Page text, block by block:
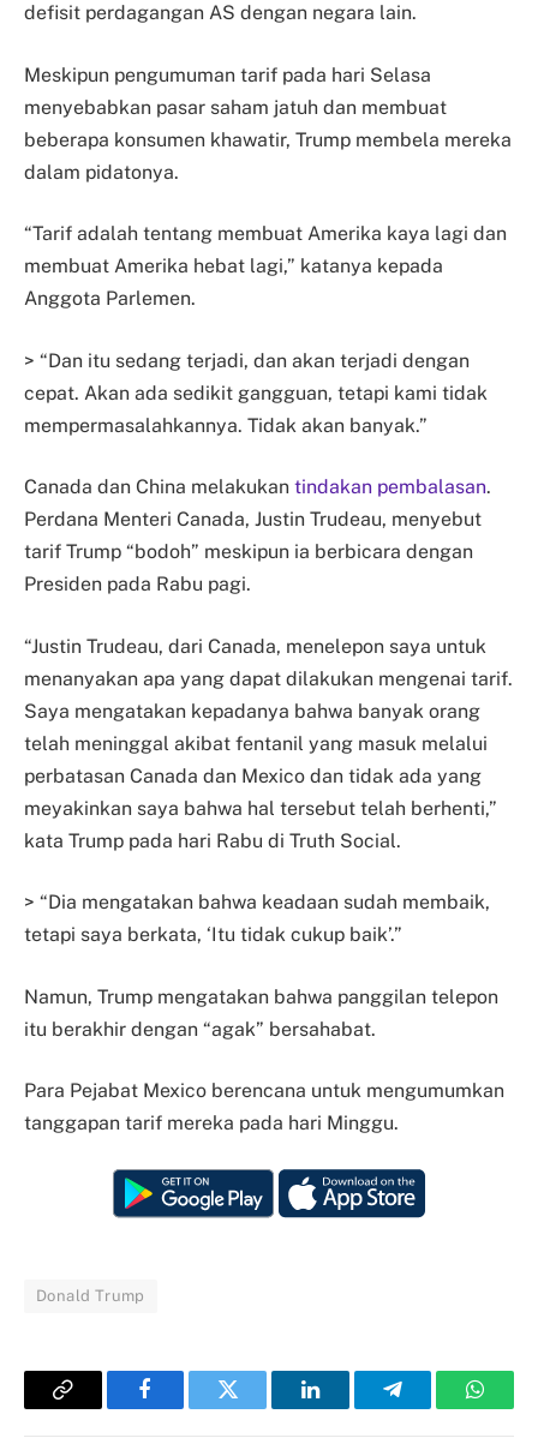
defisit perdagangan AS dengan negara lain.
Meskipun pengumuman tarif pada hari Selasa
menyebabkan pasar saham jatuh dan membuat
beberapa konsumen khawatir, Trump membela mereka
dalam pidatonya.
“Tarif adalah tentang membuat Amerika kaya lagi dan
membuat Amerika hebat lagi,” katanya kepada
Anggota Parlemen.
> “Dan itu sedang terjadi, dan akan terjadi dengan
cepat. Akan ada sedikit gangguan, tetapi kami tidak
mempermasalahkannya. Tidak akan banyak.”
Canada dan China melakukan tindakan pembalasan.
Perdana Menteri Canada, Justin Trudeau, menyebut
tarif Trump “bodoh” meskipun ia berbicara dengan
Presiden pada Rabu pagi.
“Justin Trudeau, dari Canada, menelepon saya untuk
menanyakan apa yang dapat dilakukan mengenai tarif.
Saya mengatakan kepadanya bahwa banyak orang
telah meninggal akibat fentanil yang masuk melalui
perbatasan Canada dan Mexico dan tidak ada yang
meyakinkan saya bahwa hal tersebut telah berhenti,”
kata Trump pada hari Rabu di Truth Social.
> “Dia mengatakan bahwa keadaan sudah membaik,
tetapi saya berkata, ‘Itu tidak cukup baik’.”
Namun, Trump mengatakan bahwa panggilan telepon
itu berakhir dengan “agak” bersahabat.
Para Pejabat Mexico berencana untuk mengumumkan
tanggapan tarif mereka pada hari Minggu.
Donald Trump
Copy
FacebookTwitter LinkedInTelegram